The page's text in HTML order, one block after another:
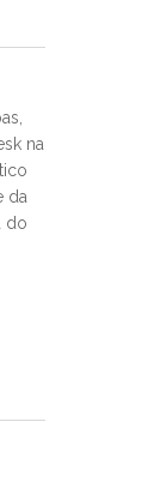
na
da
do